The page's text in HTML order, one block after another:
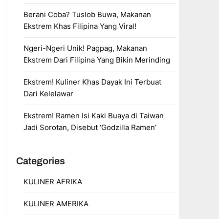
Berani Coba? Tuslob Buwa, Makanan
Ekstrem Khas Filipina Yang Viral!
Ngeri-Ngeri Unik! Pagpag, Makanan
Ekstrem Dari Filipina Yang Bikin Merinding
Ekstrem! Kuliner Khas Dayak Ini Terbuat
Dari Kelelawar
Ekstrem! Ramen Isi Kaki Buaya di Taiwan
Jadi Sorotan, Disebut ‘Godzilla Ramen’
Categories
KULINER AFRIKA
KULINER AMERIKA